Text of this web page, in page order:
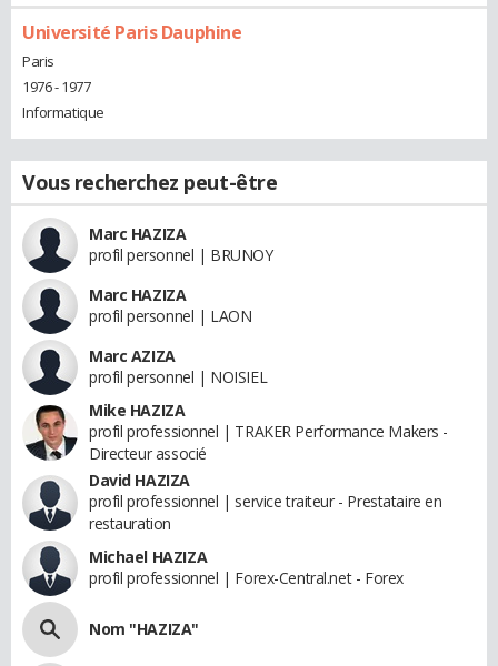
Université Paris Dauphine
Paris
1976 - 1977
Informatique
Vous recherchez peut-être
Marc HAZIZA
profil personnel | BRUNOY
Marc HAZIZA
profil personnel | LAON
Marc AZIZA
profil personnel | NOISIEL
Mike HAZIZA
profil professionnel | TRAKER Performance Makers -
Directeur associé
David HAZIZA
profil professionnel | service traiteur - Prestataire en
restauration
Michael HAZIZA
profil professionnel | Forex-Central.net - Forex
Nom "HAZIZA"